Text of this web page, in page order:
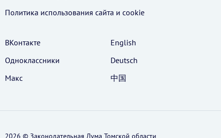
Политика использования cайта и cookie
ВКонтакте
Одноклассники
Макс
English
Deutsch
中国
2026 © Законодательная Дума Томской области